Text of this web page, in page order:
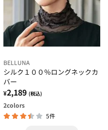
BELLUNA
シルク１００％ロングネックカ
バー
¥2,189 (税込)
2colors
5件